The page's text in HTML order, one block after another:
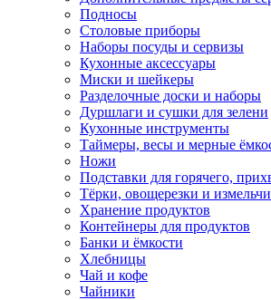
Подносы
Столовые приборы
Наборы посуды и сервизы
Кухонные аксессуары
Миски и шейкеры
Разделочные доски и наборы
Дуршлаги и сушки для зелени
Кухонные инструменты
Таймеры, весы и мерные
Ножи
Подставки для горячего,
Тёрки, овощерезки и
Хранение продуктов
Контейнеры для продуктов
Банки и ёмкости
Хлебницы
Чай и кофе
Чайники